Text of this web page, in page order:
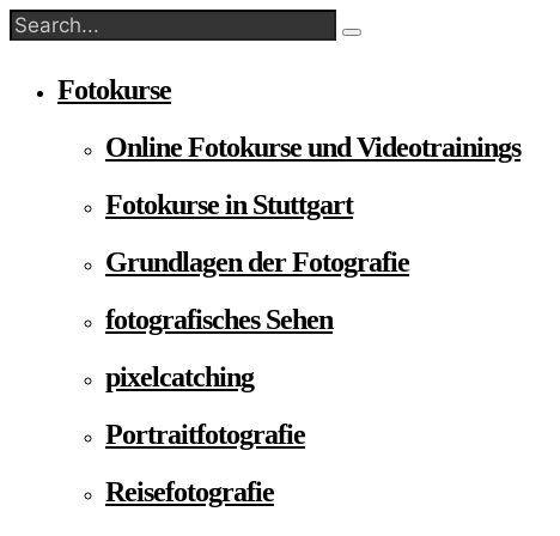
Fotokurse
Online Fotokurse und Videotrainings
Fotokurse in Stuttgart
Grundlagen der Fotografie
fotografisches Sehen
pixelcatching
Portraitfotografie
Reisefotografie